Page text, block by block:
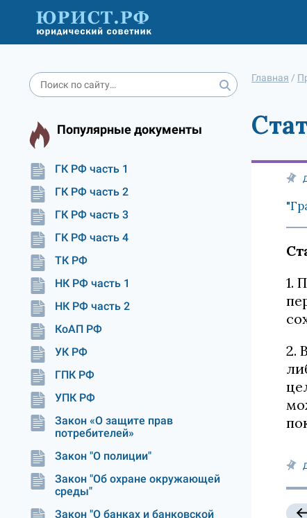
Популярные документы
ГК РФ часть 1
ГК РФ часть 2
ГК РФ часть 3
ГК РФ часть 4
ТК РФ
НК РФ часть 1
НК РФ часть 2
КоАП РФ
УК РФ
ГПК РФ
УПК РФ
Закон «О защите прав
потребителей»
Закон "О полиции"
Закон "Об охране окружающей
среды"
Закон "О банках и банковской
Главная /
1.
2.